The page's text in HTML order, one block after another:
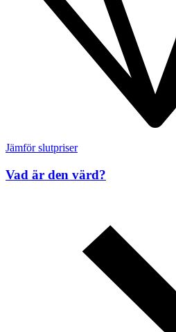
Jämför slutpriser
Vad är den värd?